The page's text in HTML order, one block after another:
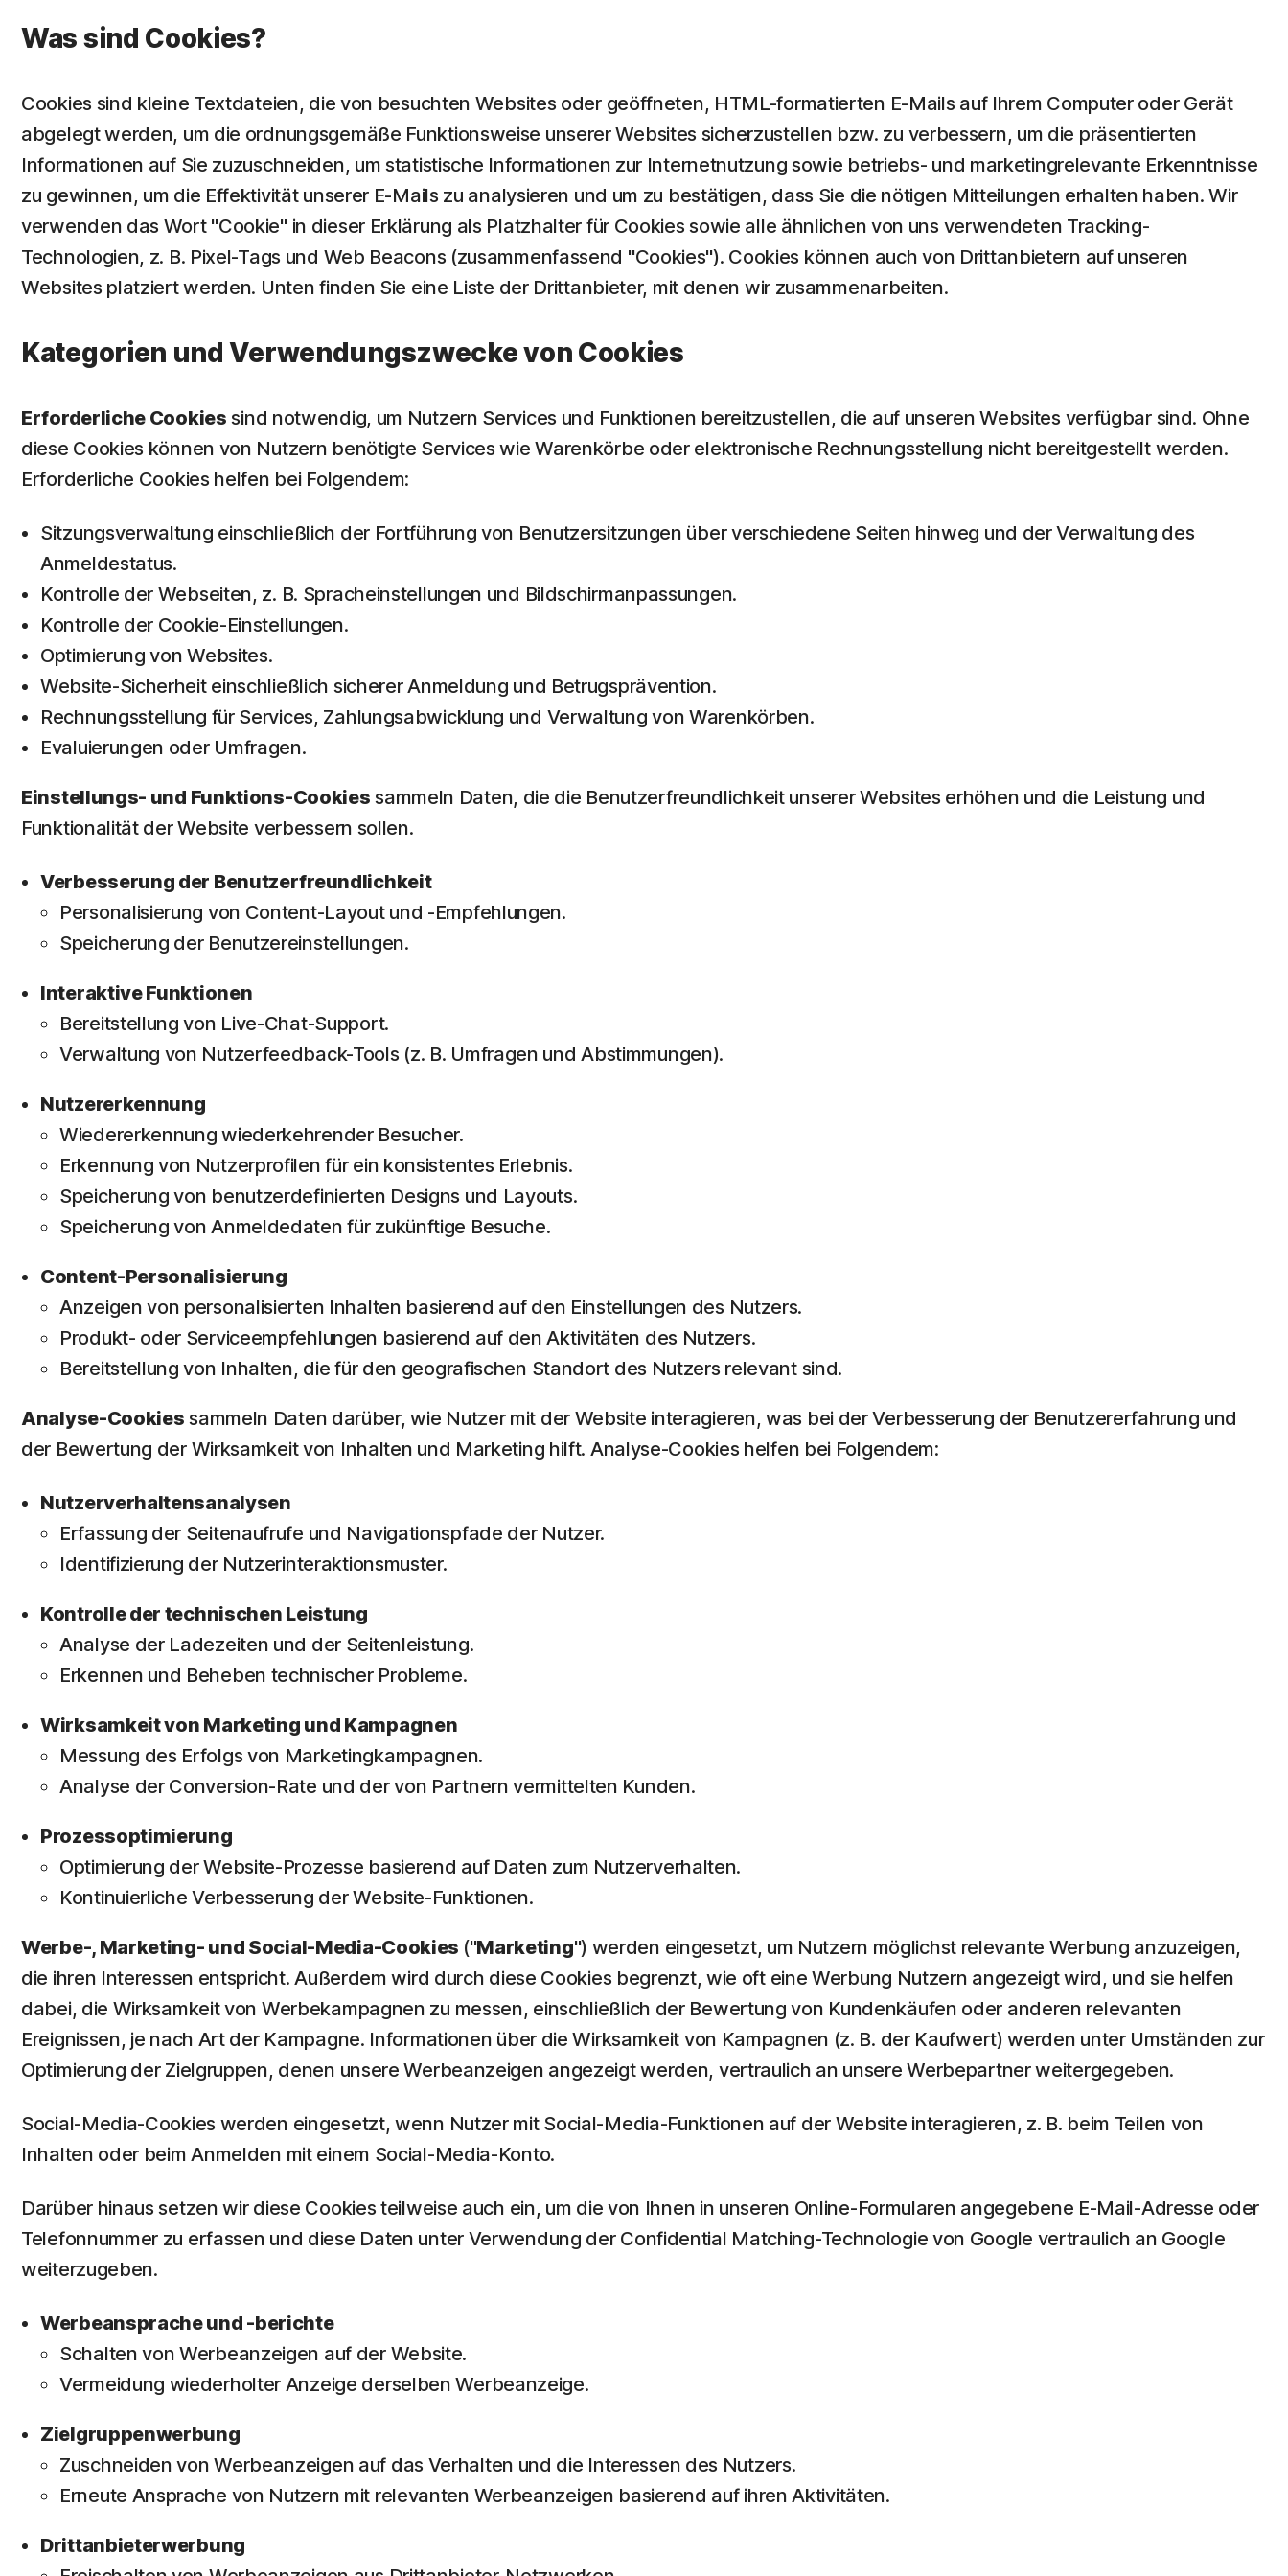
Was sind Cookies?
Cookies sind kleine Textdateien, die von besuchten Websites oder geöffneten, HTML-formatierten E-Mails auf Ihrem Computer oder Gerät
abgelegt werden, um die ordnungsgemäße Funktionsweise unserer Websites sicherzustellen bzw. zu verbessern, um die präsentierten
Informationen auf Sie zuzuschneiden, um statistische Informationen zur Internetnutzung sowie betriebs- und marketingrelevante Erkenntnisse
zu gewinnen, um die Effektivität unserer E-Mails zu analysieren und um zu bestätigen, dass Sie die nötigen Mitteilungen erhalten haben. Wir
verwenden das Wort "Cookie" in dieser Erklärung als Platzhalter für Cookies sowie alle ähnlichen von uns verwendeten Tracking-
Technologien, z. B. Pixel-Tags und Web Beacons (zusammenfassend "Cookies"). Cookies können auch von Drittanbietern auf unseren
Websites platziert werden. Unten finden Sie eine Liste der Drittanbieter, mit denen wir zusammenarbeiten.
Kategorien und Verwendungszwecke von Cookies
Erforderliche Cookies sind notwendig, um Nutzern Services und Funktionen bereitzustellen, die auf unseren Websites verfügbar sind. Ohne
diese Cookies können von Nutzern benötigte Services wie Warenkörbe oder elektronische Rechnungsstellung nicht bereitgestellt werden.
Erforderliche Cookies helfen bei Folgendem:
Sitzungsverwaltung einschließlich der Fortführung von Benutzersitzungen über verschiedene Seiten hinweg und der Verwaltung des
Anmeldestatus.
Kontrolle der Webseiten, z. B. Spracheinstellungen und Bildschirmanpassungen.
Kontrolle der Cookie-Einstellungen.
Optimierung von Websites.
Website-Sicherheit einschließlich sicherer Anmeldung und Betrugsprävention.
Rechnungsstellung für Services, Zahlungsabwicklung und Verwaltung von Warenkörben.
Evaluierungen oder Umfragen.
Einstellungs- und Funktions-Cookies sammeln Daten, die die Benutzerfreundlichkeit unserer Websites erhöhen und die Leistung und
Funktionalität der Website verbessern sollen.
Verbesserung der Benutzerfreundlichkeit
Personalisierung von Content-Layout und -Empfehlungen.
Speicherung der Benutzereinstellungen.
Interaktive Funktionen
Bereitstellung von Live-Chat-Support.
Verwaltung von Nutzerfeedback-Tools (z. B. Umfragen und Abstimmungen).
Nutzererkennung
Wiedererkennung wiederkehrender Besucher.
Erkennung von Nutzerprofilen für ein konsistentes Erlebnis.
Speicherung von benutzerdefinierten Designs und Layouts.
Speicherung von Anmeldedaten für zukünftige Besuche.
Content-Personalisierung
Anzeigen von personalisierten Inhalten basierend auf den Einstellungen des Nutzers.
Produkt- oder Serviceempfehlungen basierend auf den Aktivitäten des Nutzers.
Bereitstellung von Inhalten, die für den geografischen Standort des Nutzers relevant sind.
Analyse-Cookies sammeln Daten darüber, wie Nutzer mit der Website interagieren, was bei der Verbesserung der Benutzererfahrung und
der Bewertung der Wirksamkeit von Inhalten und Marketing hilft. Analyse-Cookies helfen bei Folgendem:
Nutzerverhaltensanalysen
Erfassung der Seitenaufrufe und Navigationspfade der Nutzer.
Identifizierung der Nutzerinteraktionsmuster.
Kontrolle der technischen Leistung
Analyse der Ladezeiten und der Seitenleistung.
Erkennen und Beheben technischer Probleme.
Wirksamkeit von Marketing und Kampagnen
Messung des Erfolgs von Marketingkampagnen.
Analyse der Conversion-Rate und der von Partnern vermittelten Kunden.
Prozessoptimierung
Optimierung der Website-Prozesse basierend auf Daten zum Nutzerverhalten.
Kontinuierliche Verbesserung der Website-Funktionen.
Werbe-, Marketing- und Social-Media-Cookies ("Marketing") werden eingesetzt, um Nutzern möglichst relevante Werbung anzuzeigen,
die ihren Interessen entspricht. Außerdem wird durch diese Cookies begrenzt, wie oft eine Werbung Nutzern angezeigt wird, und sie helfen
dabei, die Wirksamkeit von Werbekampagnen zu messen, einschließlich der Bewertung von Kundenkäufen oder anderen relevanten
Ereignissen, je nach Art der Kampagne. Informationen über die Wirksamkeit von Kampagnen (z. B. der Kaufwert) werden unter Umständen zur
Optimierung der Zielgruppen, denen unsere Werbeanzeigen angezeigt werden, vertraulich an unsere Werbepartner weitergegeben.
Social-Media-Cookies werden eingesetzt, wenn Nutzer mit Social-Media-Funktionen auf der Website interagieren, z. B. beim Teilen von
Inhalten oder beim Anmelden mit einem Social-Media-Konto.
Darüber hinaus setzen wir diese Cookies teilweise auch ein, um die von Ihnen in unseren Online-Formularen angegebene E-Mail-Adresse oder
Telefonnummer zu erfassen und diese Daten unter Verwendung der Confidential Matching-Technologie von Google vertraulich an Google
weiterzugeben.
Werbeansprache und -berichte
Schalten von Werbeanzeigen auf der Website.
Vermeidung wiederholter Anzeige derselben Werbeanzeige.
Zielgruppenwerbung
Zuschneiden von Werbeanzeigen auf das Verhalten und die Interessen des Nutzers.
Erneute Ansprache von Nutzern mit relevanten Werbeanzeigen basierend auf ihren Aktivitäten.
Drittanbieterwerbung